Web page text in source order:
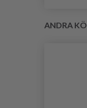
ANDRA